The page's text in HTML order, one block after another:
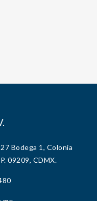
Bodega 1, Colonia
09209, CDMX.